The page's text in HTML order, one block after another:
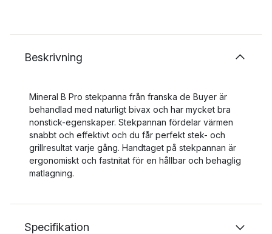
Beskrivning
Mineral B Pro stekpanna från franska de Buyer är
behandlad med naturligt bivax och har mycket bra
nonstick-egenskaper. Stekpannan fördelar värmen
snabbt och effektivt och du får perfekt stek- och
grillresultat varje gång. Handtaget på stekpannan är
ergonomiskt och fastnitat för en hållbar och behaglig
matlagning.
Specifikation